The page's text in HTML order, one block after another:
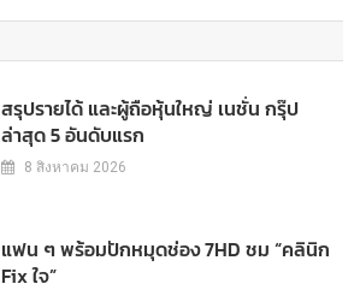
สรุปรายได้ และผู้ถือหุ้นใหญ่ เนชั่น กรุ๊ป
ล่าสุด 5 อันดับแรก
8 สิงหาคม 2026
แฟน ๆ พร้อมปักหมุดช่อง 7HD ชม “คลินิก
Fix ใจ”